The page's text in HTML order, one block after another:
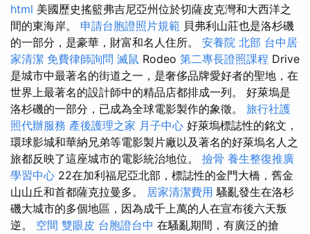
html 美國歷史搖籃弗吉尼亞州位於切薩皮克灣和大西洋之
間的東海岸。 申請台胞證照片規範 貝弗利山莊也是洛杉磯
的一部分，是豪華，財富和名人住所。 安養院 北部 台中居
家清潔 免費律師詢問 滅鼠 Rodeo 第二專長證照課程 Drive
是城市中最著名的街道之一，是奢侈品牌愛好者的聖地，在
世界上最著名的設計師中的精品店都排成一列。 好萊塢是
洛杉磯的一部分，已成為全球電影製作的象徵。 旅行社護
照代辦服務 產後護理之家 月子中心 好萊塢標誌性的銘文，
環球影城和華納兄弟等電影製片廠以及著名的好萊塢名人之
旅都反映了這座城市的電影統治地位。 撿骨 養生整復推廣
學習中心 22在加利福尼亞北部，標誌性的金門大橋，舊金
山山丘和首都薩克拉曼多。 居家清潔費用 騷亂發生在洛杉
磯大城市的多個地區，因為成千上萬的人在宣布後六天叛
逆。 空間 雙眼皮 台胞證台中 在騷亂期間，有廣泛的搶